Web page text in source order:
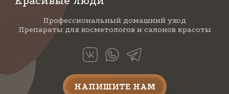
Профессиональный домашний уход
Препараты для косметологов и салонов красоты
НАПИШИТЕ НАМ